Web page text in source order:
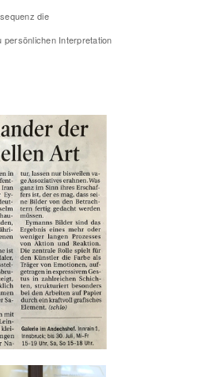
die
persönlichen Interpretation